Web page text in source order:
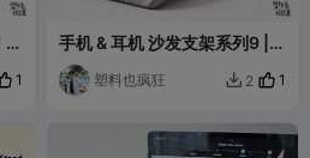
|
1
手机 & 耳机 沙发支架系列9 |
Ocean Chair
塑料也疯狂  2 1